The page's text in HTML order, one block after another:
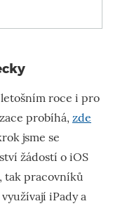
roce i pro
probíhá, zde
jsme se
žádostí o iOS
tak pracovníků
iPady a